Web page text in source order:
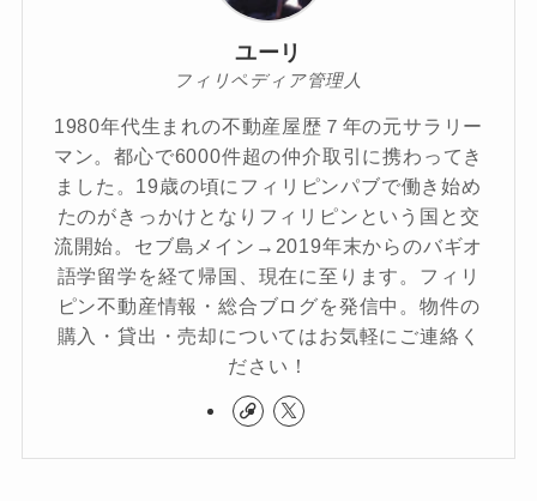
ユーリ
フィリペディア管理人
1980年代生まれの不動産屋歴７年の元サラリー
マン。都心で6000件超の仲介取引に携わってき
ました。19歳の頃にフィリピンパブで働き始め
たのがきっかけとなりフィリピンという国と交
流開始。セブ島メイン→2019年末からのバギオ
語学留学を経て帰国、現在に至ります。フィリ
ピン不動産情報・総合ブログを発信中。物件の
購入・貸出・売却についてはお気軽にご連絡く
ださい！